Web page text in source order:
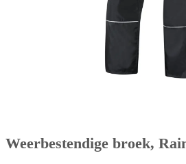
Weerbestendige broek,